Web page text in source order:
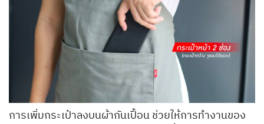
การเพิ่มกระเป๋าลงบนผ้ากันเปื้อน ช่วยให้การทำงานของ